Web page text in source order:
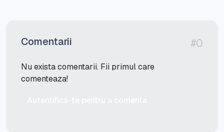
Comentarii #0
Nu exista comentarii. Fii primul care
comenteaza!